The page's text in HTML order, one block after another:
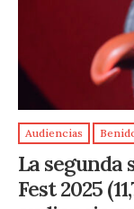
Audiencias
La
Fest 2025